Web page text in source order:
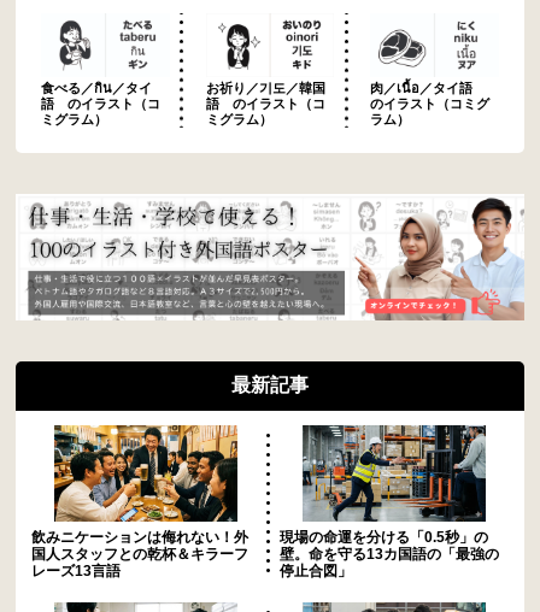
食べる／กิน／タイ
語 のイラスト（コ
ミグラム）
お祈り／기도／韓国
語 のイラスト（コ
ミグラム）
肉／เนื้อ／タイ語
のイラスト（コミグ
ラム）
最新記事
飲みニケーションは侮れない！外
国人スタッフとの乾杯＆キラーフ
レーズ13言語
現場の命運を分ける「0.5秒」の
壁。命を守る13カ国語の「最強の
停止合図」